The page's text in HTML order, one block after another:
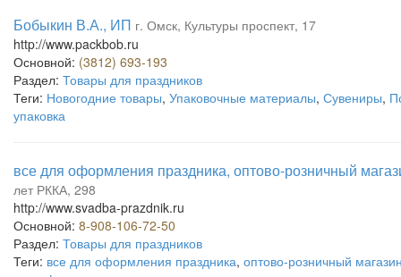
Бобыкин В.А., ИП г. Омск, Культуры проспект, 17
http://www.packbob.ru
Основной: (3812) 693-193
Раздел: Товары для праздников
Теги: Новогодние товары, Упаковочные материалы, Сувениры,
упаковка
все для оформления праздника, оптово-розничный
лет РККА, 298
http://www.svadba-prazdnik.ru
Основной: 8-908-106-72-50
Раздел: Товары для праздников
Теги: все для оформления праздника, оптово-розничный